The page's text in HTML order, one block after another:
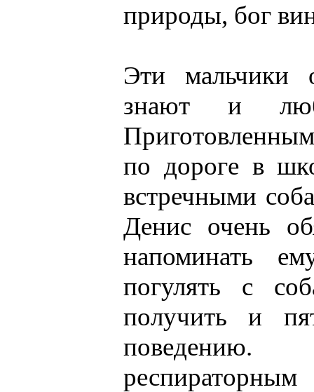
природы, бог
Эти мальчики
знают и
по дороге в
встречными
Денис очень
напоминать
погулять с
получить и
поведению.